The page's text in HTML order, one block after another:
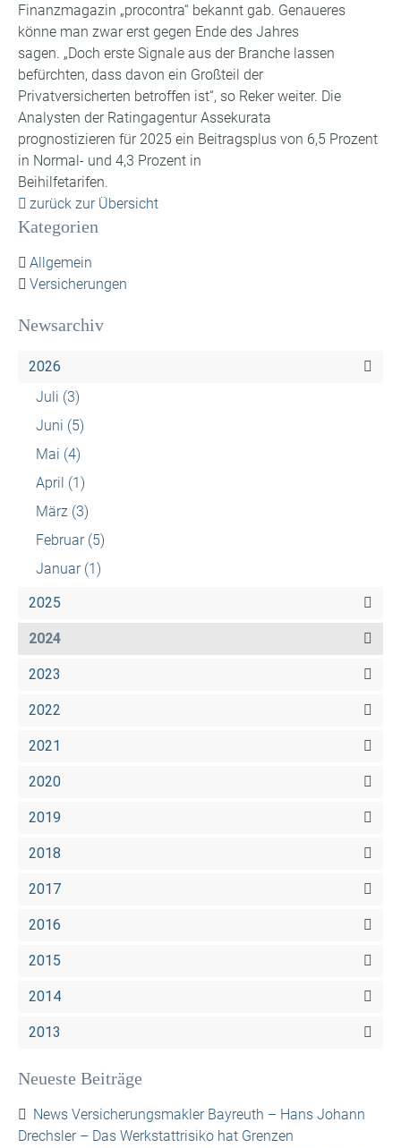
Finanzmagazin „procontra“ bekannt gab. Genaueres
könne man zwar erst gegen Ende des Jahres
sagen. „Doch erste Signale aus der Branche lassen
befürchten, dass davon ein Großteil der
Privatversicherten betroffen ist“, so Reker weiter. Die
Analysten der Ratingagentur Assekurata
prognostizieren für 2025 ein Beitragsplus von 6,5 Prozent
in Normal- und 4,3 Prozent in
Beihilfetarifen.
zurück zur Übersicht
Kategorien
Allgemein
Versicherungen
Newsarchiv
2026
Juli (3)
Juni (5)
Mai (4)
April (1)
März (3)
Februar (5)
Januar (1)
2025
2024
2023
2022
2021
2020
2019
2018
2017
2016
2015
2014
2013
Neueste Beiträge
News Versicherungsmakler Bayreuth – Hans Johann
Drechsler – Das Werkstattrisiko hat Grenzen